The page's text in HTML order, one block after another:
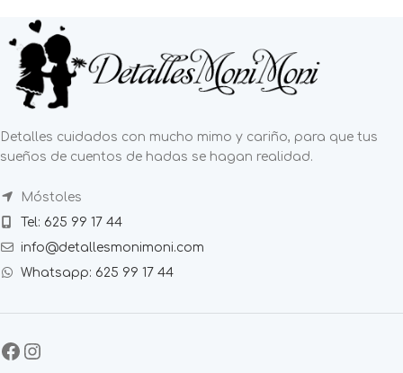
Detalles cuidados con mucho mimo y cariño, para que tus
sueños de cuentos de hadas se hagan realidad.
Móstoles
Tel: 625 99 17 44
info@detallesmonimoni.com
Whatsapp: 625 99 17 44